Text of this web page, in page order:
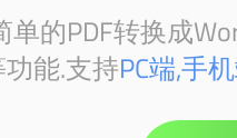
的PDF转换成
能.支持PC端,手